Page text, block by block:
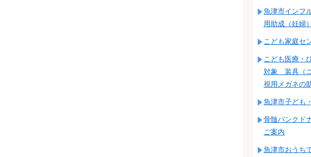
魚津市インフ
用助成（妊婦）
こども家庭セ
こども医療・
対象 装具（
視用メガネの
魚津市子ども
骨髄バンクド
ご案内
魚津市おうち